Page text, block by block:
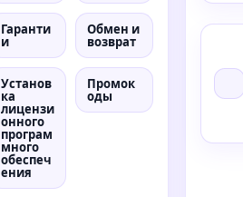
Гаранти
и
Обмен и
возврат
Установ
ка
лицензи
онного
програм
много
обеспеч
ения
Промок
оды